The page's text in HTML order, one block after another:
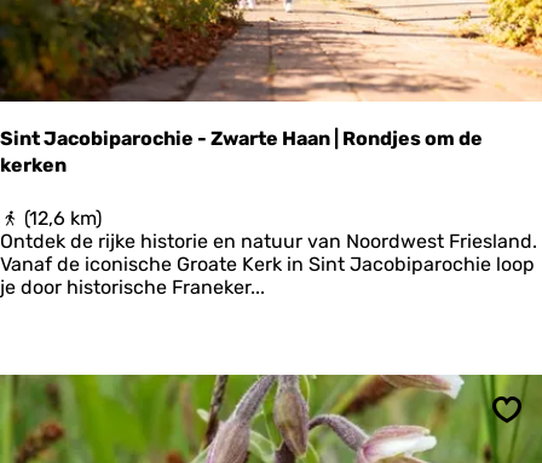
l
o
s
t
e
r
a
e
r
p
a
Sint Jacobiparochie - Zwarte Haan | Rondjes om de
kerken
S
i
n
t
o
i
(12,6 km)
Ontdek de rijke historie en natuur van Noordwest Friesland.
Vanaf de iconische Groate Kerk in Sint Jacobiparochie loop
je door historische Franeker...